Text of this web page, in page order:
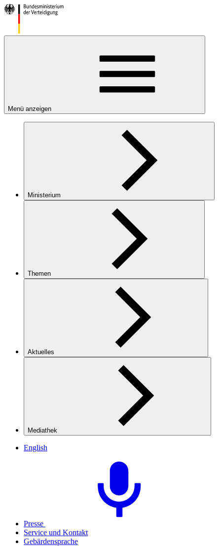
Menü anzeigen
Ministerium
Themen
Aktuelles
Mediathek
English
Presse
Service und Kontakt
Gebärdensprache